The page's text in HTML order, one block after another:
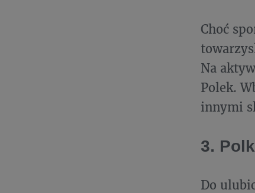
Choć
Na
Polek.
innymi
3.
Do